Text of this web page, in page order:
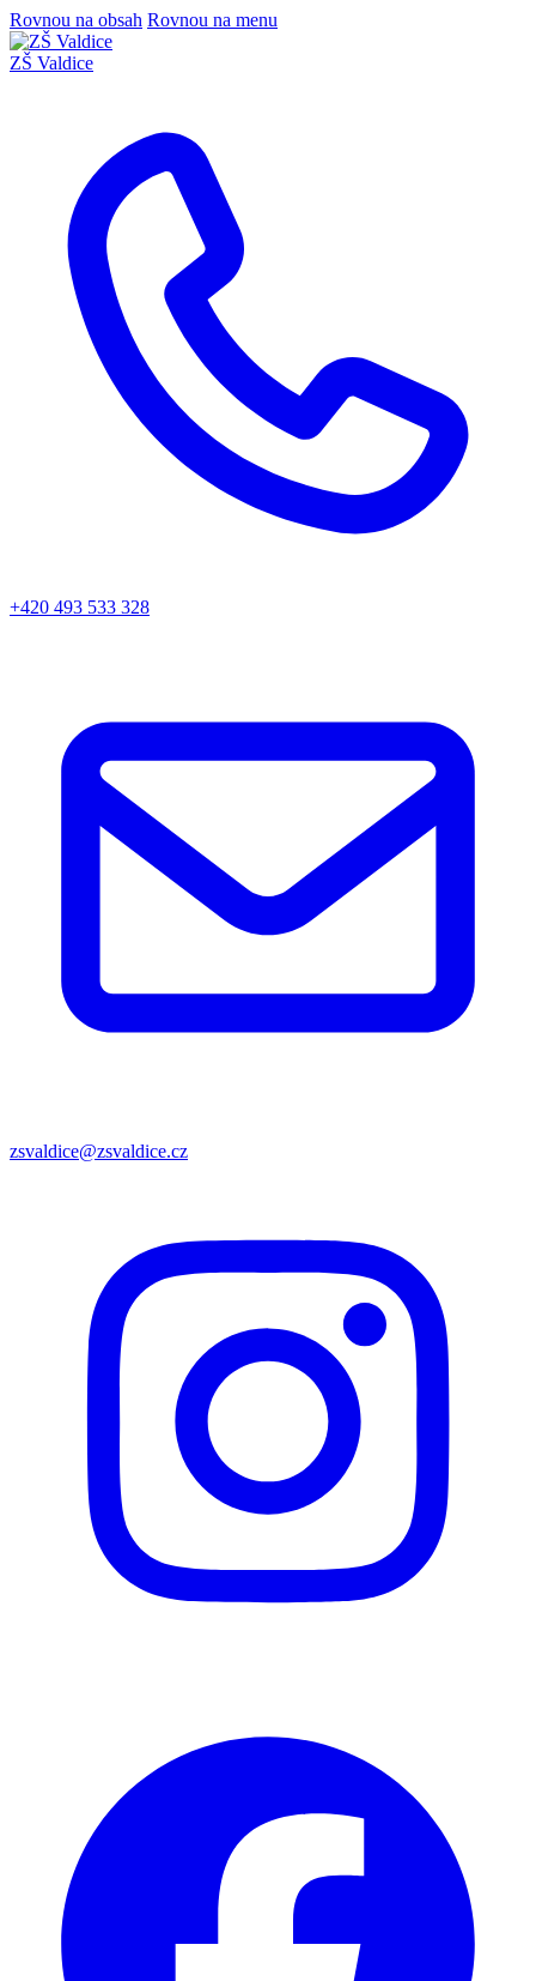
Rovnou na obsah Rovnou na menu
ZŠ Valdice
+420 493 533 328
zsvaldice@zsvaldice.cz